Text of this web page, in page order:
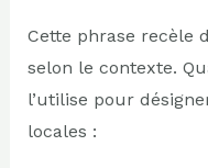
Cette phrase recèle
selon le contexte.
l’utilise pour
locales :